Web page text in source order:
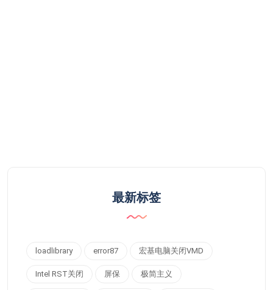
最新标签
loadlibrary error87 宏基电脑关闭VMD
Intel RST关闭 屏保 极简主义